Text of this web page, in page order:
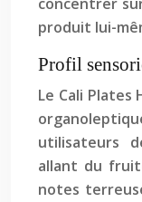
produit lui-
Profil
Le Cali Plates
utilisateurs
allant du
notes